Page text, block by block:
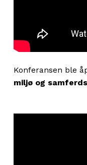
Konferansen ble
miljø og